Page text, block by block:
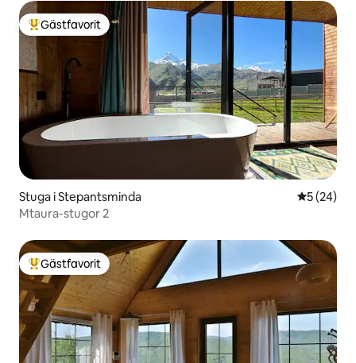
Populär gästfavorit
Gästfavorit
Stuga i Stepantsminda 5 av 5 i
5 (24)
Mtaura-stugor 2
Populär gästfavorit
Gästfavorit